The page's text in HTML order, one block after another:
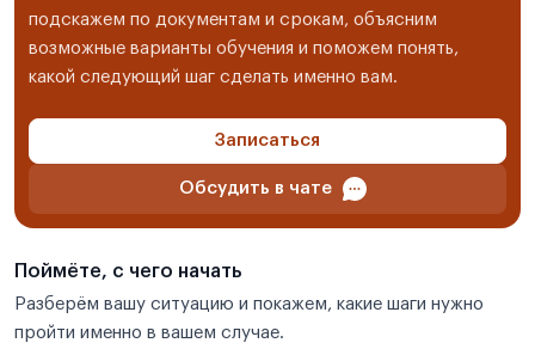
подскажем по документам и срокам, объясним
возможные варианты обучения и поможем понять,
какой следующий шаг сделать именно вам.
Записаться
Обсудить в чате
Поймёте, с чего начать
Разберём вашу ситуацию и покажем, какие шаги нужно
пройти именно в вашем случае.